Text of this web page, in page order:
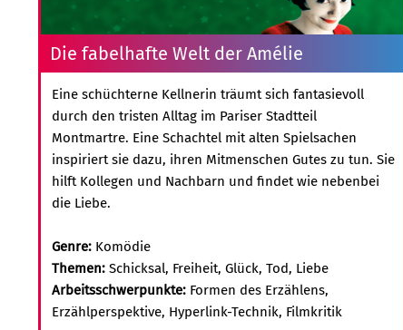
Die fabelhafte Welt der Amélie
Eine schüchterne Kellnerin träumt sich fantasievoll
durch den tristen Alltag im Pariser Stadtteil
Montmartre. Eine Schachtel mit alten Spielsachen
inspiriert sie dazu, ihren Mitmenschen Gutes zu tun. Sie
hilft Kollegen und Nachbarn und findet wie nebenbei
die Liebe.
Genre: Komödie
Themen: Schicksal, Freiheit, Glück, Tod, Liebe
Arbeitsschwerpunkte: Formen des Erzählens,
Erzählperspektive, Hyperlink-Technik, Filmkritik